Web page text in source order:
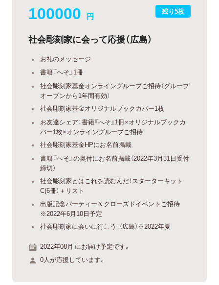
残り5枚
100000 円
社会彫刻家に会って応援（広島）
お礼のメッセージ
書籍『へそ』1冊
社会彫刻家基金オンライングループご招待（グループ
オープンから1年間有効）
社会彫刻家基金オリジナルブックカバー1枚
お友達シェア：書籍『へそ』1冊×オリジナルブックカ
バー1枚×オンライングループご招待
社会彫刻家基金HPにお名前掲載
書籍『へそ』の奥付にお名前掲載（2022年3月31日受付
締切）
社会彫刻家とはこれを読むんだ！スターターキット
C(6冊）＋リスト
出版記念パーティー＆クローズドイベントご招待
※2022年6月10日予定
社会彫刻家に会いに行こう！（広島）※2022年夏
2022年08月 にお届け予定です。
0人が応援しています。